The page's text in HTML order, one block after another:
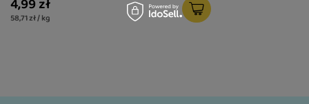
Wygodna forma do podawania jako
Korzyści
58,71 zł / kg